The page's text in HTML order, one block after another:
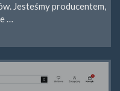
Jesteśmy producentem,
…